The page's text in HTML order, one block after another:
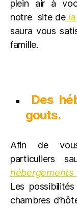
plein air à
notre site de
saura vous
famille.
Des
gouts.
Afin de
particuliers
hébergements
Les
chambres